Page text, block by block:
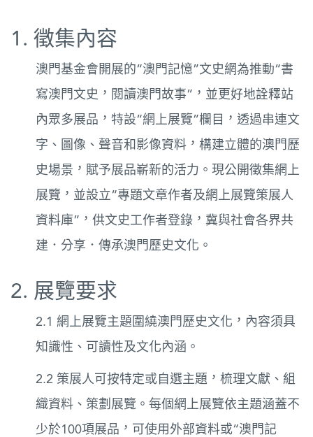
地
街
市
1. 徵集內容
澳門基金會開展的“澳門記憶”文史網為推動“書
寫澳門文史，閱讀澳門故事”，並更好地詮釋站
內眾多展品，特設“網上展覽”欄目，透過串連文
字、圖像、聲音和影像資料，構建立體的澳門歷
史場景，賦予展品嶄新的活力。現公開徵集網上
展覽，並設立“專題文章作者及網上展覽策展人
資料庫”，供文史工作者登錄，冀與社會各界共
建．分享．傳承澳門歷史文化。
2. 展覽要求
2.1 網上展覽主題圍繞澳門歷史文化，內容須具
知識性、可讀性及文化內涵。
2.2 策展人可按特定或自選主題，梳理文獻、組
織資料、策劃展覽。每個網上展覽依主題涵蓋不
少於100項展品，可使用外部資料或“澳門記